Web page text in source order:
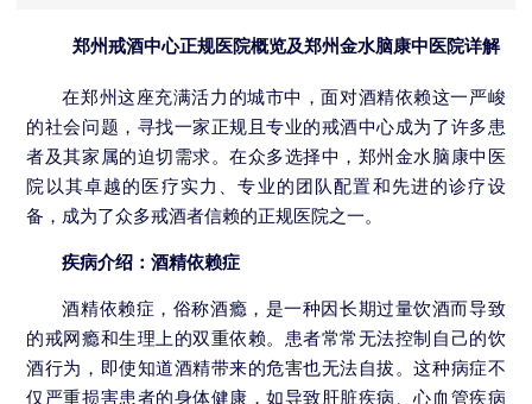
郑州戒酒中心正规医院概览及郑州金水脑康中医院详解
在郑州这座充满活力的城市中，面对酒精依赖这一严峻
的社会问题，寻找一家正规且专业的戒酒中心成为了许多患
者及其家属的迫切需求。在众多选择中，郑州金水脑康中医
院以其卓越的医疗实力、专业的团队配置和先进的诊疗设
备，成为了众多戒酒者信赖的正规医院之一。
疾病介绍：酒精依赖症
酒精依赖症，俗称酒瘾，是一种因长期过量饮酒而导致
的戒网瘾和生理上的双重依赖。患者常常无法控制自己的饮
酒行为，即使知道酒精带来的危害也无法自拔。这种病症不
仅严重损害患者的身体健康，如导致肝脏疾病、心血管疾病